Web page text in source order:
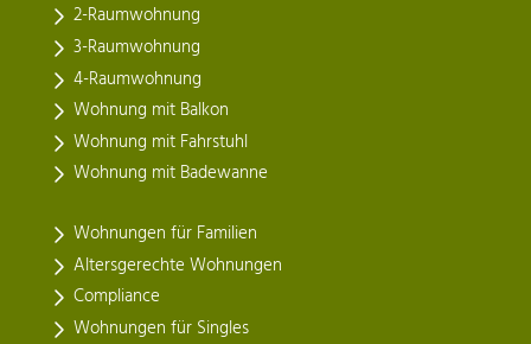
2-Raumwohnung
3-Raumwohnung
4-Raumwohnung
Wohnung mit Balkon
Wohnung mit Fahrstuhl
Wohnung mit Badewanne
Wohnungen für Familien
Altersgerechte Wohnungen
Compliance
Wohnungen für Singles